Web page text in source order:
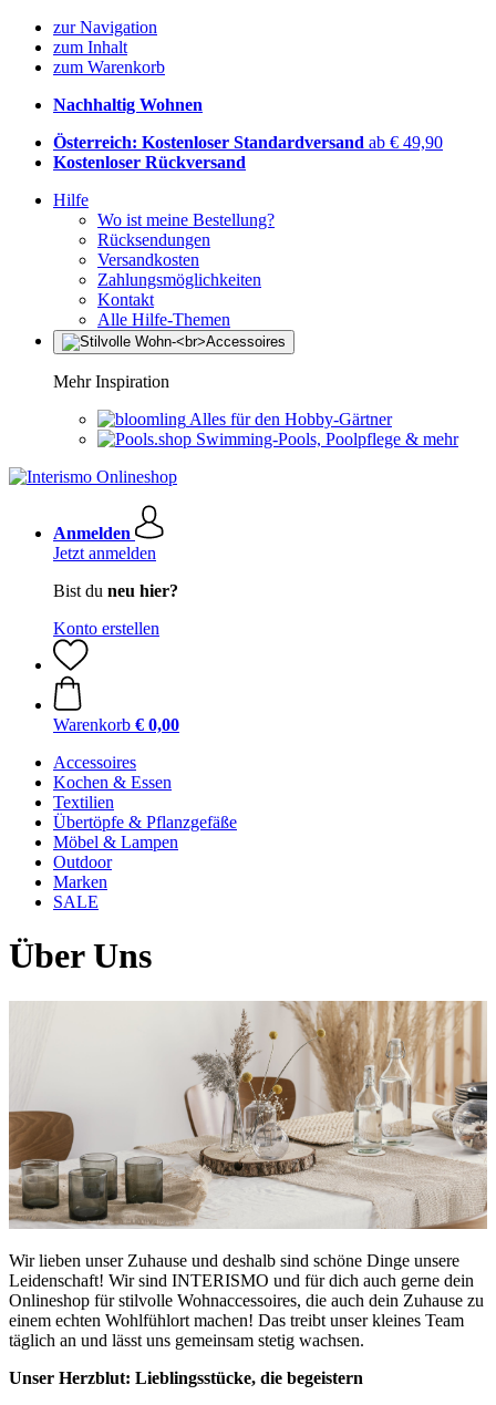
zur Navigation
zum Inhalt
zum Warenkorb
Nachhaltig Wohnen
Österreich: Kostenloser Standardversand ab € 49,90
Kostenloser Rückversand
Hilfe
Wo ist meine Bestellung?
Rücksendungen
Versandkosten
Zahlungsmöglichkeiten
Kontakt
Alle Hilfe-Themen
Mehr Inspiration
Alles für den Hobby-Gärtner
Swimming-Pools, Poolpflege & mehr
Anmelden
Jetzt anmelden
Bist du neu hier?
Konto erstellen
Warenkorb € 0,00
Accessoires
Kochen & Essen
Textilien
Übertöpfe & Pflanzgefäße
Möbel & Lampen
Outdoor
Marken
SALE
Über Uns
Wir lieben unser Zuhause und deshalb sind schöne Dinge unsere
Leidenschaft! Wir sind INTERISMO und für dich auch gerne dein
Onlineshop für stilvolle Wohnaccessoires, die auch dein Zuhause zu
einem echten Wohlfühlort machen! Das treibt unser kleines Team
täglich an und lässt uns gemeinsam stetig wachsen.
Unser Herzblut: Lieblingsstücke, die begeistern